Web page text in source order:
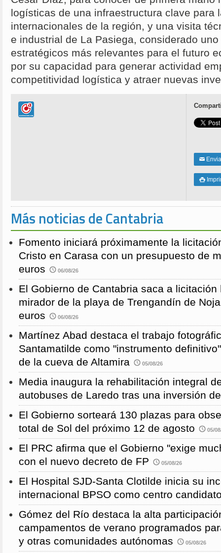
logísticas de una infraestructura clave para
internacionales de la región, y una visita
e industrial de La Pasiega, considerado
estratégicos más relevantes para el futuro
por su capacidad para generar actividad
competitividad logística y atraer nuevas
✉

Más noticias de Cantabria
Fomento iniciará próximamente la
Cristo en Carasa con un presupuesto de
euros
06/08/26
El Gobierno de Cantabria saca a
mirador de la playa de Trengandín de
euros
06/08/26
Martínez Abad destaca el trabajo
Santamatilde como "instrumento
de la cueva de Altamira
05/08/26
Media inaugura la rehabilitación integral
autobuses de Laredo tras una inversión
El Gobierno sorteará 130 plazas para
total de Sol del próximo 12 de agosto
05/
El PRC afirma que el Gobierno "exige
con el nuevo decreto de FP
05/08/26
El Hospital SJD-Santa Clotilde inicia su
internacional BPSO como centro
Gómez del Río destaca la alta
campamentos de verano programados
y otras comunidades autónomas
05/08/26